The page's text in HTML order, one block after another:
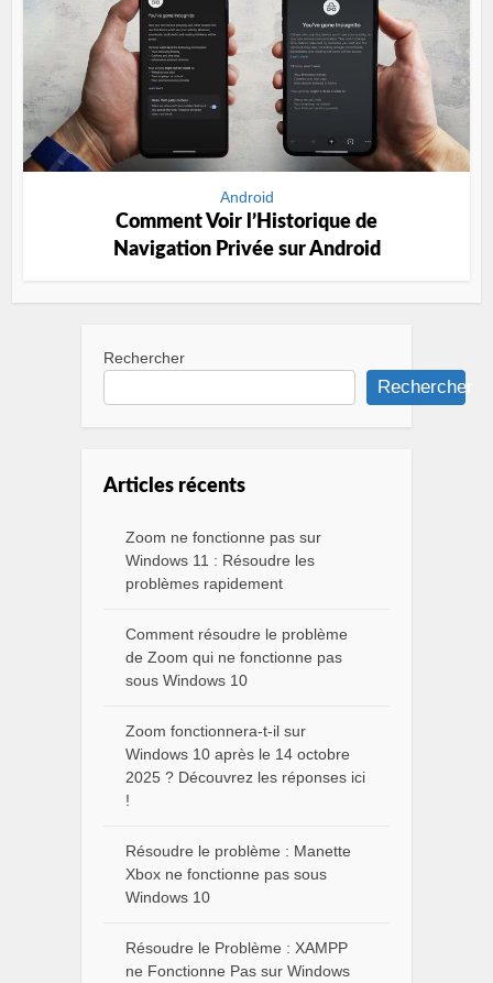
Android
Comment Voir l’Historique de
Navigation Privée sur Android
Rechercher
Rechercher
Articles récents
Zoom ne fonctionne pas sur
Windows 11 : Résoudre les
problèmes rapidement
Comment résoudre le problème
de Zoom qui ne fonctionne pas
sous Windows 10
Zoom fonctionnera-t-il sur
Windows 10 après le 14 octobre
2025 ? Découvrez les réponses ici
!
Résoudre le problème : Manette
Xbox ne fonctionne pas sous
Windows 10
Résoudre le Problème : XAMPP
ne Fonctionne Pas sur Windows